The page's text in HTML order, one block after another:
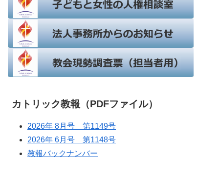
カトリック教報（PDFファイル）
2026年 8月号 第1149号
2026年 6月号 第1148号
教報バックナンバー